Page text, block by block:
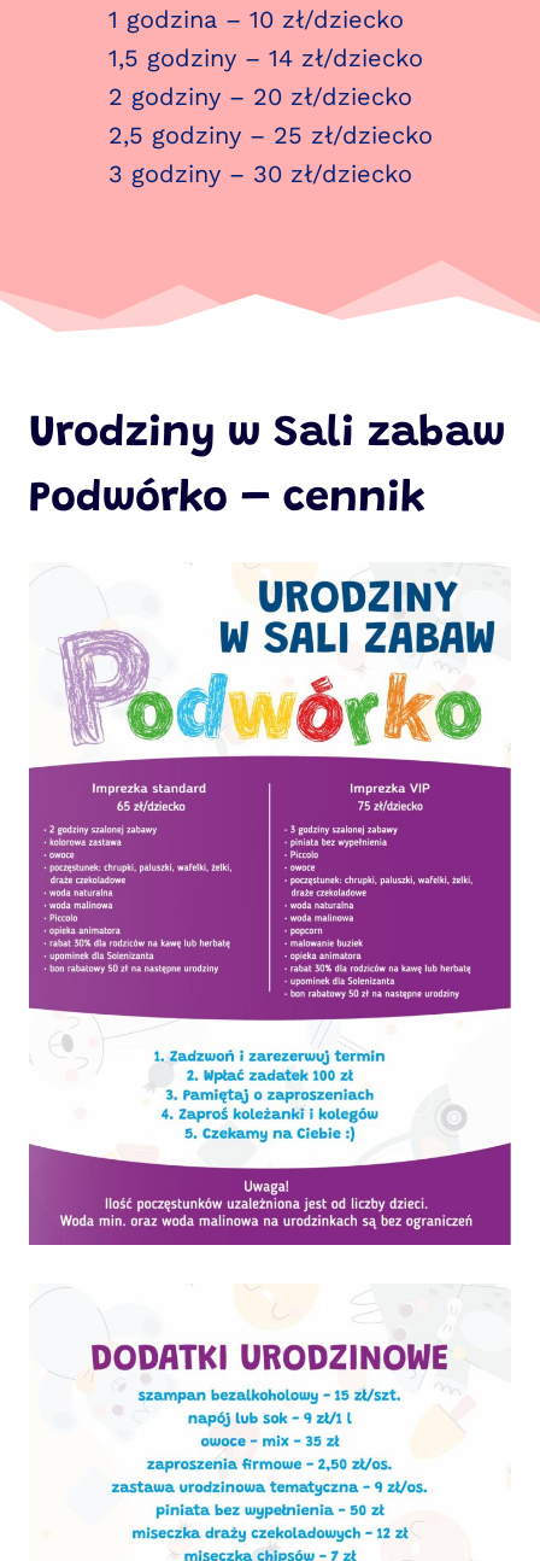
1 godzina – 10 zł/dziecko
1,5 godziny – 14 zł/dziecko
2 godziny – 20 zł/dziecko
2,5 godziny – 25 zł/dziecko
3 godziny – 30 zł/dziecko
Urodziny w Sali zabaw
Podwórko – cennik